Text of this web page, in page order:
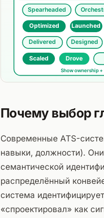
Почему выбор
Современные ATS-
навыки, должности).
семантической
распределённый
система
«спроектировал» как